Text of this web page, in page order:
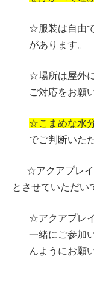
☆服装は自由
があります。
☆場所は屋外
ご対応をお願
☆こまめな水
でご判断いた
☆アクアプレイ
とさせていただい
☆アクアプレ
一緒にご参加
んようにお願